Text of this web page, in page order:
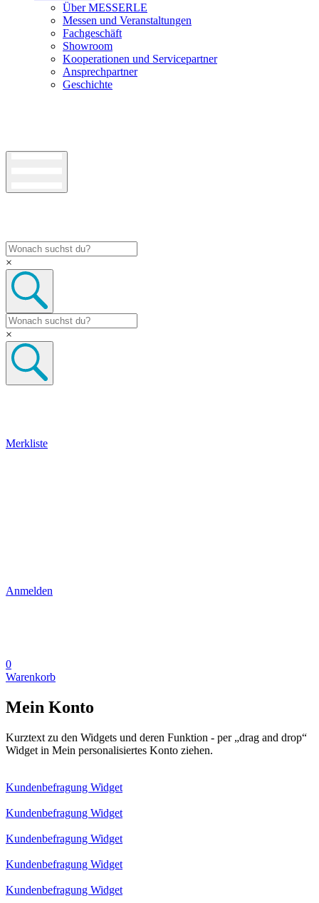
Über MESSERLE
Messen und Veranstaltungen
Fachgeschäft
Showroom
Kooperationen und Servicepartner
Ansprechpartner
Geschichte
×
×
Merkliste
Anmelden
0
Warenkorb
Mein Konto
Kurztext zu den Widgets und deren Funktion - per „drag and drop“
Widget in Mein personalisiertes Konto ziehen.
Kundenbefragung Widget
Kundenbefragung Widget
Kundenbefragung Widget
Kundenbefragung Widget
Kundenbefragung Widget